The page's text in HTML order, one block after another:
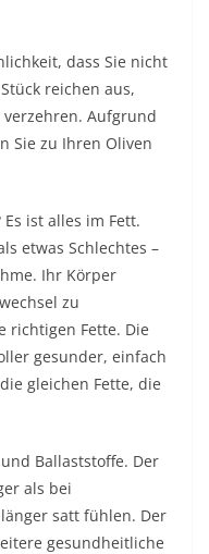
dass Sie nicht
reichen aus,
verzehren. Aufgrund
Sie zu Ihren Oliven
ist alles im Fett.
etwas Schlechtes –
Ihr Körper
zu
richtigen Fette. Die
gesunder, einfach
gleichen Fette, die
Ballaststoffe. Der
als bei
satt fühlen. Der
gesundheitliche